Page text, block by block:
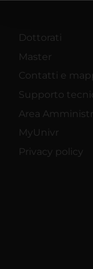
Dottorati
Master
Contatti e
Supporto
Area
MyUnivr
Privacy policy